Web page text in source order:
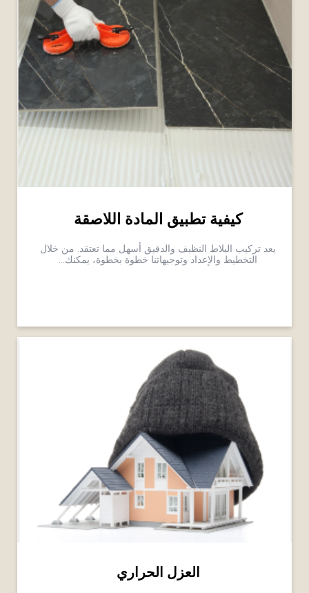
كيفية تطبيق المادة اللاصقة
يعد تركيب البلاط النظيف والدقيق أسهل مما تعتقد. من خلال
التخطيط والإعداد وتوجيهاتنا خطوة بخطوة، يمكنك...
العزل الحراري